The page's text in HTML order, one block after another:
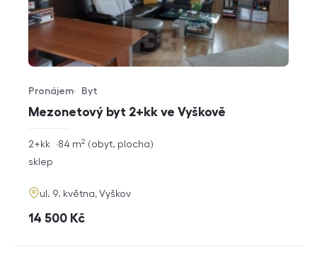
Mezonetový byt 2+kk ve Vyškově
Typ nabídky
Pronájem
Typ nemovitosti
Byt
rozměry
2+kk obyt. plocha
84 m2
funkce
sklep
adresa
ul. 9. května, Vyškov
cena
14 500 Kč